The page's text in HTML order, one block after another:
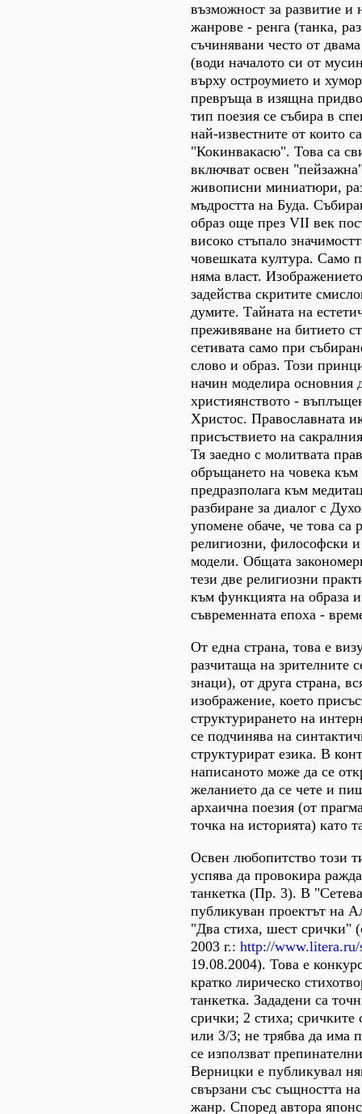
възможност за развитие и
жанрове - ренга (танка,
съчинявани често от
(води началото си от
върху остроумието и
превръща в изящна
тип поезия се събира в
най-известните от които
"Кокинвакасю". Това са
включват освен
живописни миниатюри,
мъдростта на Буда.
образ още през VІІ век
високо стъпало
човешката култура. Само
няма власт.
задейства скритите
думите. Тайната на
преживяване на битието
сетивата само при
слово и образ. Този
начин моделира основния
християнството -
Христос. Православната
присъствието на
Тя заедно с молитвата
обръщането на човека към
предразполага към
разбиране за диалог с
упомене обаче, че това са
религиозни, философски
модели. Общата
тези две религиозни
към функцията на образа
съвременната епоха -
От една страна, това е
разчитаща на зрителните
знаци), от друга страна,
изображение, което
структурирането на
се подчинява на
структурират езика. В
написаното може да се
желанието да се чете и
архаична поезия (от
точка на историята) като
Освен любопитство този
успява да провокира
танкетка (Пр. 3). В
публикуван проектът на
"Два стиха, шест срички"
2003 г.: http://www.litera.ru/
19.08.2004). Това е
кратко лирическо
танкетка. Зададени са
срички; 2 стиха; сричките
или 3/3; не трябва да има
се използват
Верницки е публикувал
свързани със същността
жанр. Според автора